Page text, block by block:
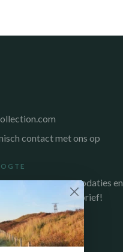
contact met ons op
van onze accommodaties en
voor onze nieuwsbrief!